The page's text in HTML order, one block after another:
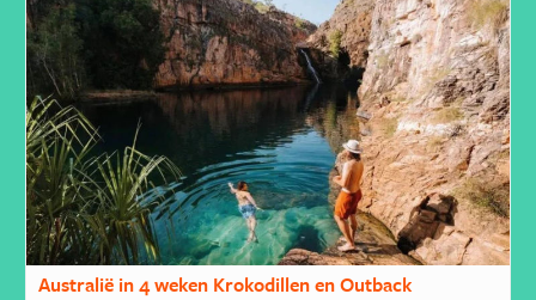
Australië in 4 weken Krokodillen en Outback